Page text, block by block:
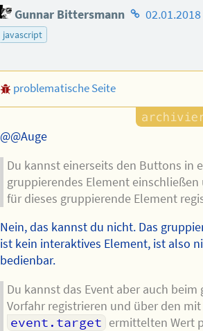
Gunnar Bittersmann Homepage
javascript
problematische Seite
@@Auge
Du kannst einerseits den Buttons in
gruppierendes Element einschließen
für dieses gruppierende Element
Nein, das kannst du nicht. Das
ist kein interaktives Element, ist also
bedienbar.
Du kannst das Event aber auch beim
Vorfahr registrieren und über den mit
event.target ermittelten Wert